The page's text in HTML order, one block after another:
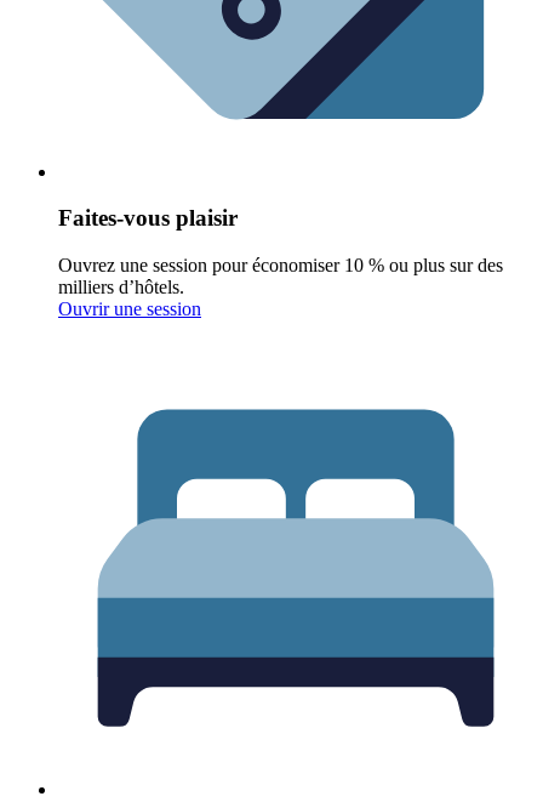
Faites-vous plaisir
Ouvrez une session pour économiser 10 % ou plus sur des
milliers d’hôtels.
Ouvrir une session